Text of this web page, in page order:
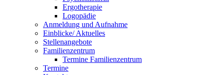
Ergotherapie
Logopädie
Anmeldung und Aufnahme
Einblicke/ Aktuelles
Stellenangebote
Familienzentrum
Termine Familienzentrum
Termine